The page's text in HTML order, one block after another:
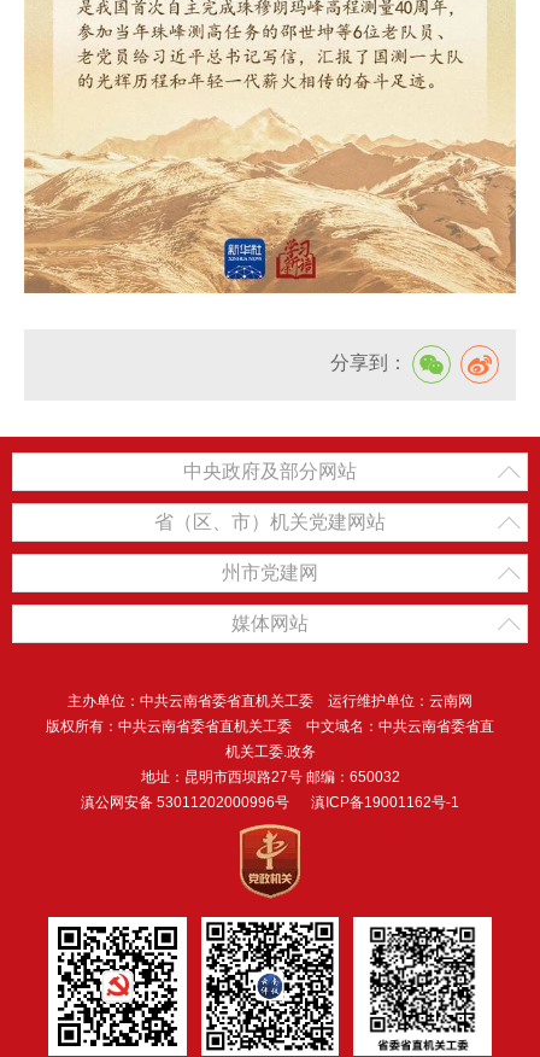
分享到：
中央政府及部分网站
省（区、市）机关党建网站
州市党建网
媒体网站
主办单位：中共云南省委省直机关工委 运行维护单位：云南网
版权所有：中共云南省委省直机关工委 中文域名：中共云南省委省直
机关工委.政务
地址：昆明市西坝路27号 邮编：650032
滇公网安备 53011202000996号
滇ICP备19001162号-1